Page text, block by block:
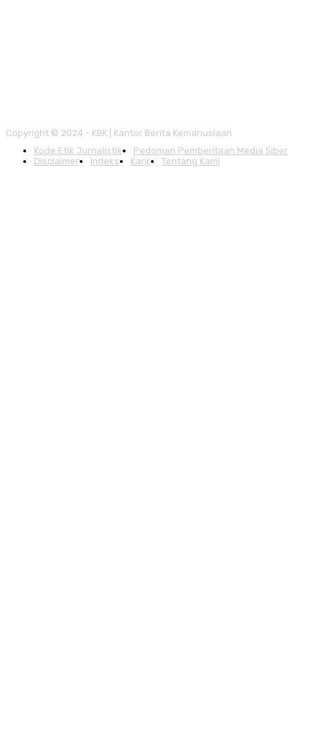
Copyright © 2024 - KBK | Kantor Berita Kemanusiaan
Kode Etik Jurnalistik
Pedoman Pemberitaan Media Siber
Disclaimer
Indeks Karir Tentang Kami